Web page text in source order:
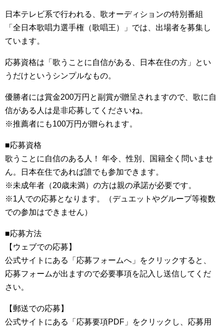
日本テレビ系で行われる、歌オーディションの特別番組
「全日本歌唱力選手権（歌唱王）」では、出場者を募集し
ています。
応募資格は「歌うことに自信がある、日本在住の方」とい
うだけというシンプルなもの。
優勝者には賞金200万円と副賞が贈呈されますので、歌に自
信がある人は是非応募してくださいね。
※推薦者にも100万円が贈られます。
■応募資格
歌うことに自信のある人！ 年令、性別、国籍全く問いませ
ん。日本在住であれば誰でも参加できます。
※未成年者（20歳未満）の方は親の承諾が必要です。
※1人での応募となります。（デュエットやグループ等複数
での参加はできません）
■応募方法
【ウェブでの応募】
公式サイトにある「応募フォームへ」をクリックすると、
応募フォームが出ますので必要事項を記入し送信してくだ
さい。
【郵送での応募】
公式サイトにある「応募要項PDF」をクリックし、応募用